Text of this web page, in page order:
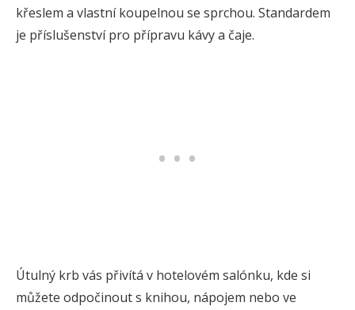
křeslem a vlastní koupelnou se sprchou. Standardem
je příslušenství pro přípravu kávy a čaje.
Útulný krb vás přivítá v hotelovém salónku, kde si
můžete odpočinout s knihou, nápojem nebo ve